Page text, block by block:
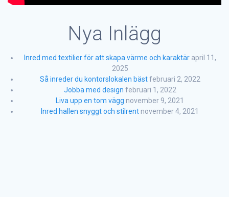
Nya Inlägg
Inred med textilier för att skapa värme och karaktär april 11,
2025
Så inreder du kontorslokalen bäst februari 2, 2022
Jobba med design februari 1, 2022
Liva upp en tom vägg november 9, 2021
Inred hallen snyggt och stilrent november 4, 2021